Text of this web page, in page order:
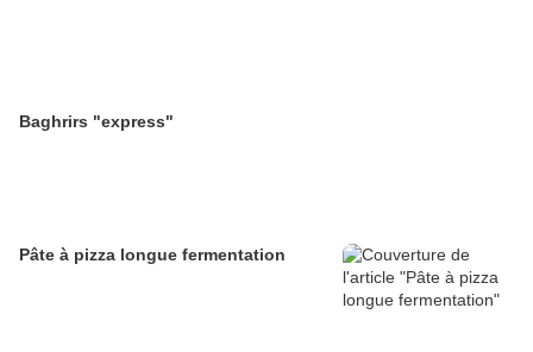
Baghrirs "express"
Pâte à pizza longue fermentation